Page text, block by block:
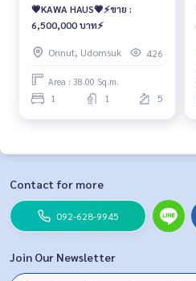
💗KAWA HAUS💗⚡️ขาย :
6,500,000​ บาท⚡️
Onnut, Udomsuk 426
Area : 38.00 Sq.m.
1 1 5
Contact for more
092-628-9945
Join Our Newsletter